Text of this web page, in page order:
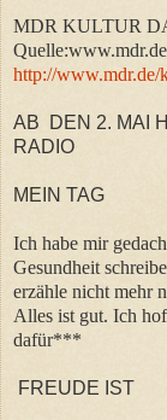
MDR KULTUR
Quelle:www.mdr.de
http://www.mdr.de/
AB DEN 2. MAI
RADIO
MEIN TAG
Ich habe mir
Gesundheit
erzähle nicht mehr
Alles ist gut. Ich
dafür***
FREUDE IST